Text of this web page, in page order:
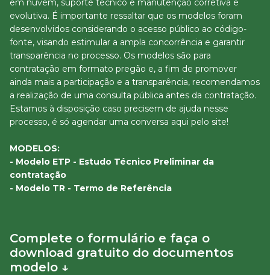
em nuvem, suporte técnico e manutenção corretiva e
evolutiva. É importante ressaltar que os modelos foram
desenvolvidos considerando o acesso público ao código-
fonte, visando estimular a ampla concorrência e garantir
transparência no processo. Os modelos são para
contratação em formato pregão e, a fim de promover
ainda mais a participação e a transparência, recomendamos
a realização de uma consulta pública antes da contratação.
Estamos à disposição caso precisem de ajuda nesse
processo, é só agendar uma conversa aqui pelo site!
MODELOS:
- Modelo ETP - Estudo Técnico Preliminar da
contratação
- Modelo TR - Termo de Referência
Complete o formulário e faça o
download gratuito do documentos
modelo ↓